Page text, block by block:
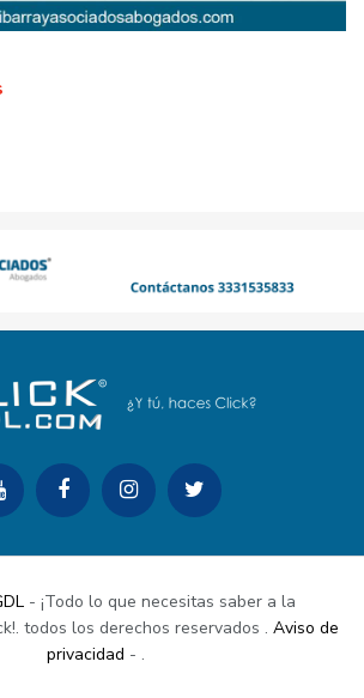
- ¡Todo lo que necesitas saber a la
todos los derechos reservados . Aviso de
privacidad - .